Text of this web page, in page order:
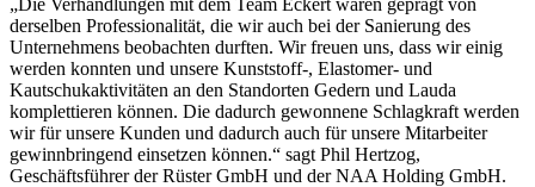
derselben Professionalität, die wir auch bei der Sanierung des
Unternehmens beobachten durften. Wir freuen uns, dass wir einig
werden konnten und unsere Kunststoff-, Elastomer- und
Kautschukaktivitäten an den Standorten Gedern und Lauda
komplettieren können. Die dadurch gewonnene Schlagkraft werden
wir für unsere Kunden und dadurch auch für unsere Mitarbeiter
gewinnbringend einsetzen können.“ sagt Phil Hertzog,
Geschäftsführer der Rüster GmbH und der NAA Holding GmbH.